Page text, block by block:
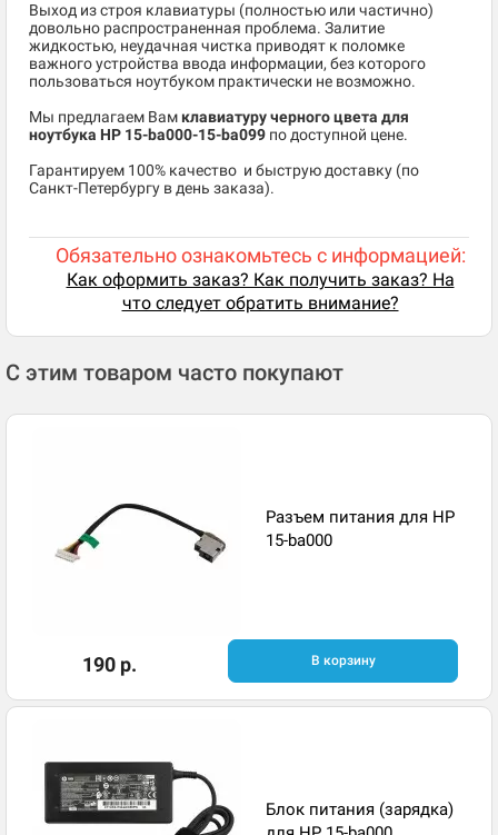
Выход из строя клавиатуры (полностью или частично)
довольно распространенная проблема. Залитие
жидкостью, неудачная чистка приводят к поломке
важного устройства ввода информации, без которого
пользоваться ноутбуком практически не возможно.
Мы предлагаем Вам клавиатуру черного цвета для
ноутбука HP 15-ba000-15-ba099 по доступной цене.
​Гарантируем 100% качество и быструю доставку (по
Санкт-Петербургу в день заказа).
Обязательно ознакомьтесь с информацией:
Как оформить заказ? Как получить заказ? На
что следует обратить внимание?
С этим товаром часто покупают
Разъем питания для HP
15-ba000
190 р. В корзину
Блок питания (зарядка)